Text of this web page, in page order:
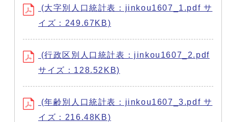
(大字別人口統計表：jinkou1607_1.pdf サ
イズ：249.67KB)
(行政区別人口統計表：jinkou1607_2.pdf
サイズ：128.52KB)
(年齢別人口統計表：jinkou1607_3.pdf サ
イズ：216.48KB)